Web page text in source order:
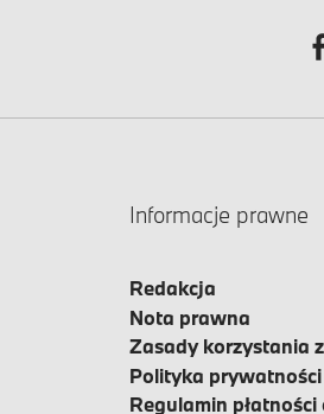
Informacje prawne
Redakcja
Nota prawna
Zasady korzystania
Polityka prywatności
Regulamin płatności